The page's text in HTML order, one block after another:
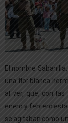
El nombre
una flor blanca
al ver, que, con
enero y febrero
se agitaban como